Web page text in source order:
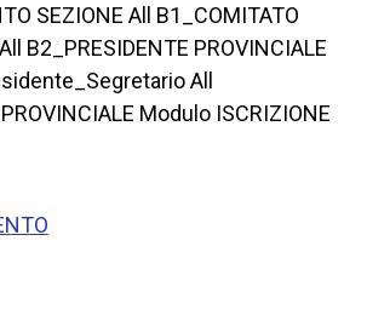
SEZIONE All B1_COMITATO
B2_PRESIDENTE PROVINCIALE
All
Modulo ISCRIZIONE